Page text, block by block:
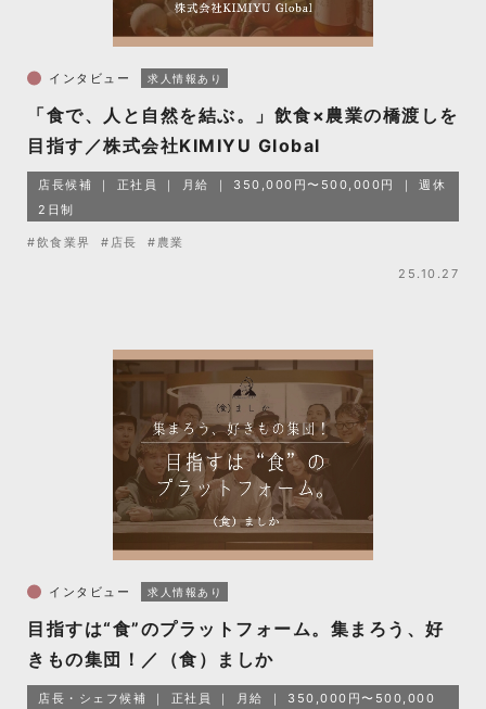
インタビュー 求人情報あり
「食で、人と自然を結ぶ。」飲食×農業の橋渡しを
目指す／株式会社KIMIYU Global
店長候補 正社員 月給 350,000円〜500,000円
週休
2日制
#飲食業界 #店長 #農業
25.10.27
インタビュー 求人情報あり
目指すは“食”のプラットフォーム。集まろう、好
きもの集団！／（食）ましか
店長・シェフ候補 正社員 月給 350,000円〜500,000